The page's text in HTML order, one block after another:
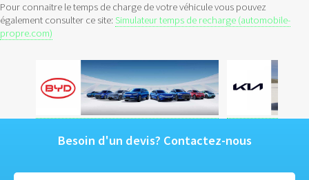
Pour connaitre le temps de charge de votre véhicule vous pouvez
également consulter ce site: Simulateur temps de recharge (automobile-
propre.com)
Besoin d'un devis? Contactez-nous